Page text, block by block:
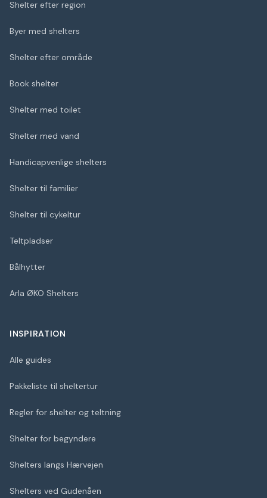
Shelter efter region
Byer med shelters
Shelter efter område
Book shelter
Shelter med toilet
Shelter med vand
Handicapvenlige shelters
Shelter til familier
Shelter til cykeltur
Teltpladser
Bålhytter
Arla ØKO Shelters
INSPIRATION
Alle guides
Pakkeliste til sheltertur
Regler for shelter og teltning
Shelter for begyndere
Shelters langs Hærvejen
Shelters ved Gudenåen